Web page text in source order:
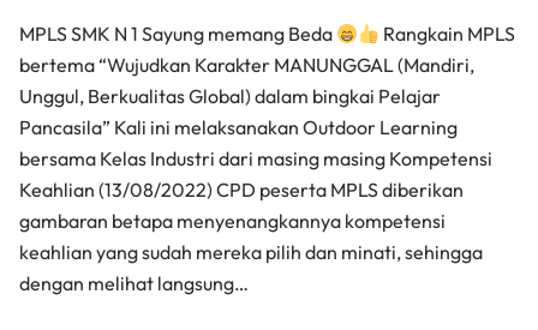
MPLS SMK N 1 Sayung memang Beda
Rangkain MPLS
bertema “Wujudkan Karakter MANUNGGAL (Mandiri,
Unggul, Berkualitas Global) dalam bingkai Pelajar
Pancasila” Kali ini melaksanakan Outdoor Learning
bersama Kelas Industri dari masing masing Kompetensi
Keahlian (13/08/2022) CPD peserta MPLS diberikan
gambaran betapa menyenangkannya kompetensi
keahlian yang sudah mereka pilih dan minati, sehingga
dengan melihat langsung…